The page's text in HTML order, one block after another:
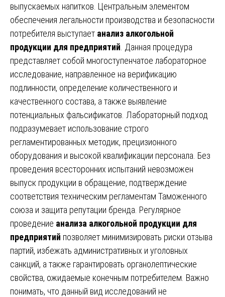
выпускаемых напитков. Центральным элементом
обеспечения легальности производства и безопасности
потребителя выступает анализ алкогольной
продукции для предприятий . Данная процедура
представляет собой многоступенчатое лабораторное
исследование, направленное на верификацию
подлинности, определение количественного и
качественного состава, а также выявление
потенциальных фальсификатов. Лабораторный подход
подразумевает использование строго
регламентированных методик, прецизионного
оборудования и высокой квалификации персонала. Без
проведения всесторонних испытаний невозможен
выпуск продукции в обращение, подтверждение
соответствия техническим регламентам Таможенного
союза и защита репутации бренда. Регулярное
проведение анализа алкогольной продукции для
предприятий позволяет минимизировать риски отзыва
партий, избежать административных и уголовных
санкций, а также гарантировать органолептические
свойства, ожидаемые конечным потребителем. Важно
понимать, что данный вид исследований не